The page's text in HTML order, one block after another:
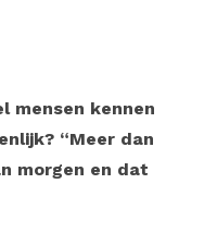
mensen kennen
“Meer dan
morgen en dat